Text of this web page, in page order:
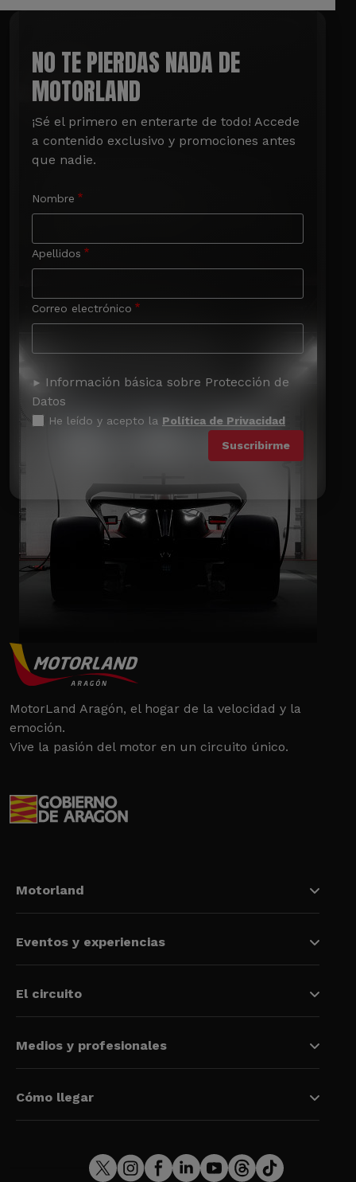
NO TE PIERDAS NADA DE
MOTORLAND
¡Sé el primero en enterarte de todo! Accede
a contenido exclusivo y promociones antes
que nadie.
Nombre
Apellidos
Correo electrónico
Información básica sobre Protección de
Datos
He leído y acepto la Política de Privacidad
MotorLand Aragón, el hogar de la velocidad y la
emoción.
Vive la pasión del motor en un circuito único.
Motorland
Eventos y experiencias
El circuito
Medios y profesionales
Cómo llegar